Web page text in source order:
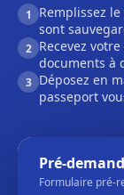
1
Remplissez
sont
2 Recevez
documents à
3 Déposez en
passeport
Pré-
Formulaire pré-